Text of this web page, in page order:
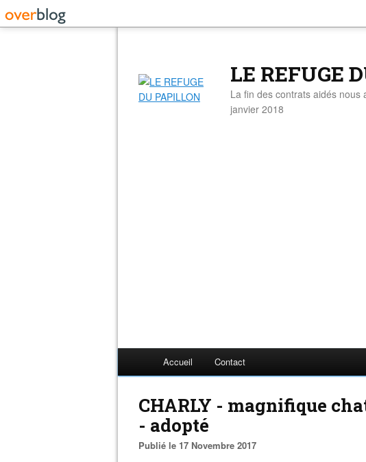
LE REFUGE
La fin des contrats aidés nous
janvier 2018
Accueil Contact
CHARLY - magnifique
- adopté
Publié le 17 Novembre 2017